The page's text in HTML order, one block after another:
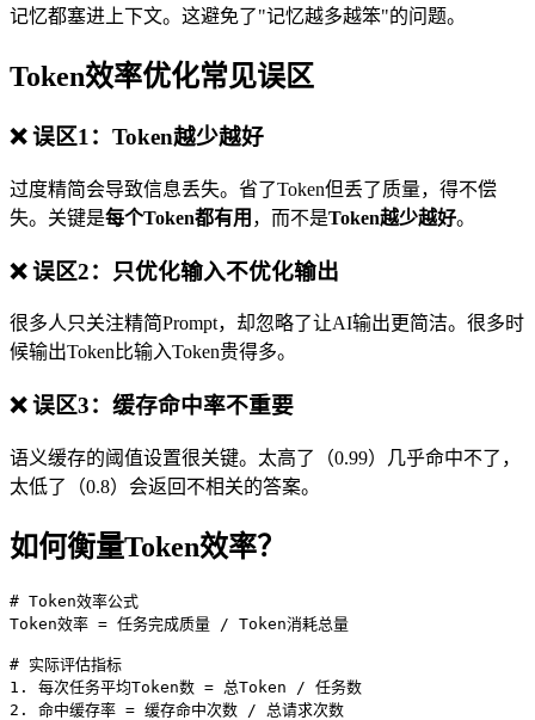
记忆都塞进上下文。这避免了"记忆越多越笨"的问题。
Token效率优化常见误区
❌ 误区1：Token越少越好
过度精简会导致信息丢失。省了Token但丢了质量，得不偿
失。关键是每个Token都有用 ，而不是Token越少越好。
❌ 误区2：只优化输入不优化输出
很多人只关注精简Prompt，却忽略了让AI输出更简洁。很多时
候输出Token比输入Token贵得多。
❌ 误区3：缓存命中率不重要
语义缓存的阈值设置很关键。太高了（0.99）几乎命中不了，
太低了（0.8）会返回不相关的答案。
如何衡量Token效率？
# Token效率公式
Token效率 = 任务完成质量 / Token消耗总量
# 实际评估指标
1. 每次任务平均Token数 = 总Token / 任务数
2. 命中缓存率 = 缓存命中次数 / 总请求次数